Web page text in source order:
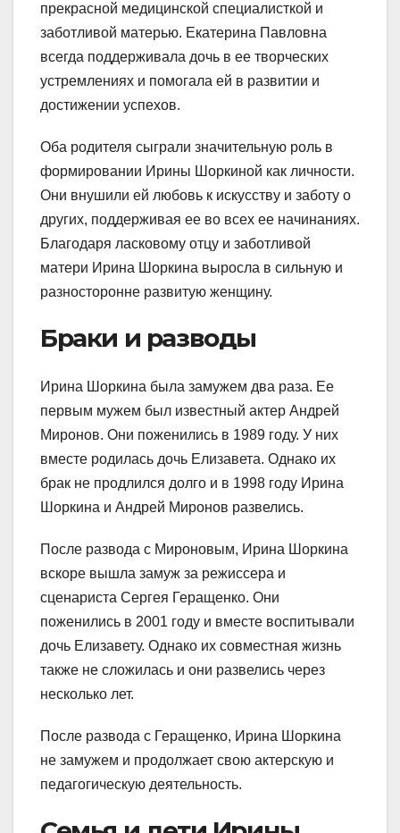
прекрасной медицинской специалисткой и
заботливой матерью. Екатерина Павловна
всегда поддерживала дочь в ее творческих
устремлениях и помогала ей в развитии и
достижении успехов.
Оба родителя сыграли значительную роль в
формировании Ирины Шоркиной как личности.
Они внушили ей любовь к искусству и заботу о
других, поддерживая ее во всех ее начинаниях.
Благодаря ласковому отцу и заботливой
матери Ирина Шоркина выросла в сильную и
разносторонне развитую женщину.
Браки и разводы
Ирина Шоркина была замужем два раза. Ее
первым мужем был известный актер Андрей
Миронов. Они поженились в 1989 году. У них
вместе родилась дочь Елизавета. Однако их
брак не продлился долго и в 1998 году Ирина
Шоркина и Андрей Миронов развелись.
После развода с Мироновым, Ирина Шоркина
вскоре вышла замуж за режиссера и
сценариста Сергея Геращенко. Они
поженились в 2001 году и вместе воспитывали
дочь Елизавету. Однако их совместная жизнь
также не сложилась и они развелись через
несколько лет.
После развода с Геращенко, Ирина Шоркина
не замужем и продолжает свою актерскую и
педагогическую деятельность.